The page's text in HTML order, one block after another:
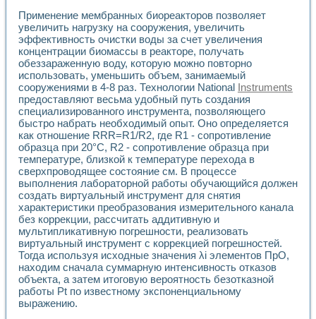
Использование технологий NATIONAL INSTRUMENTS в
Разработка модификаций алгоритма полигармонической
Учебный стенд для исследования принципа действия
Виртуальная система поддержки принимаемых решений в
Преемственность дисциплин «Моделирование систем» и
Универсальный стенд для исследования электрических
Лабораторные практикумы по информационно-
Виртуальный измеритель частотных характеристик на
Лабораторный практикум по основам теории Коммутации
Разработка виртуальной лабораторной работы
Виртуальные практикумы по электротехнике в среде
Из опыта внедрения в рамках национального проекта
Исследование эффективности решателей
Опыт разработки LabVIEW лабораторных практикумов
Проблемы повышения качества образования и
Развитие LabVIEW лабораторного практикума по
Разработка виртуальной лаборатории по электротехнике
Усовершенствованные алгоритмы частотного анализа
Об опыте работы учебного центра «Технологии
Технологии NI в магистерской программе «Прикладная
Система диагностики двигателей постоянного тока
Применение мембранных биореакторов позволяет
увеличить нагрузку на сооружения, увеличить
эффективность очистки воды за счет увеличения
концентрации биомассы в реакторе, получать
обеззараженную воду, которую можно повторно
использовать, уменьшить объем, занимаемый
сооружениями в 4-8 раз. Технологии National Instruments
предоставляют весьма удобный путь создания
специализированного инструмента, позволяющего
быстро набрать необходимый опыт. Оно определяется
как отношение RRR=R1/R2, где R1 - сопротивление
образца при 20°С, R2 - сопротивление образца при
температуре, близкой к температуре перехода в
сверхпроводящее состояние см. В процессе
выполнения лабораторной работы обучающийся должен
создать виртуальный инструмент для снятия
характеристики преобразования измерительного канала
без коррекции, рассчитать аддитивную и
мультипликативную погрешности, реализовать
виртуальный инструмент с коррекцией погрешностей.
Тогда используя исходные значения λi элементов ПрО,
находим сначала суммарную интенсивность отказов
объекта, а затем итоговую вероятность безотказной
работы Pt по известному экспоненциальному
выражению.